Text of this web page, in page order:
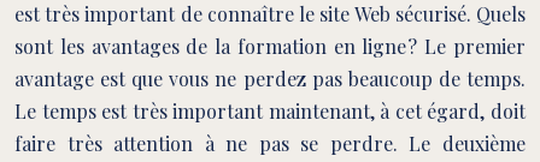
est très important de connaître le site Web sécurisé. Quels
sont les avantages de la formation en ligne ? Le premier
avantage est que vous ne perdez pas beaucoup de temps.
Le temps est très important maintenant, à cet égard, doit
faire très attention à ne pas se perdre. Le deuxième